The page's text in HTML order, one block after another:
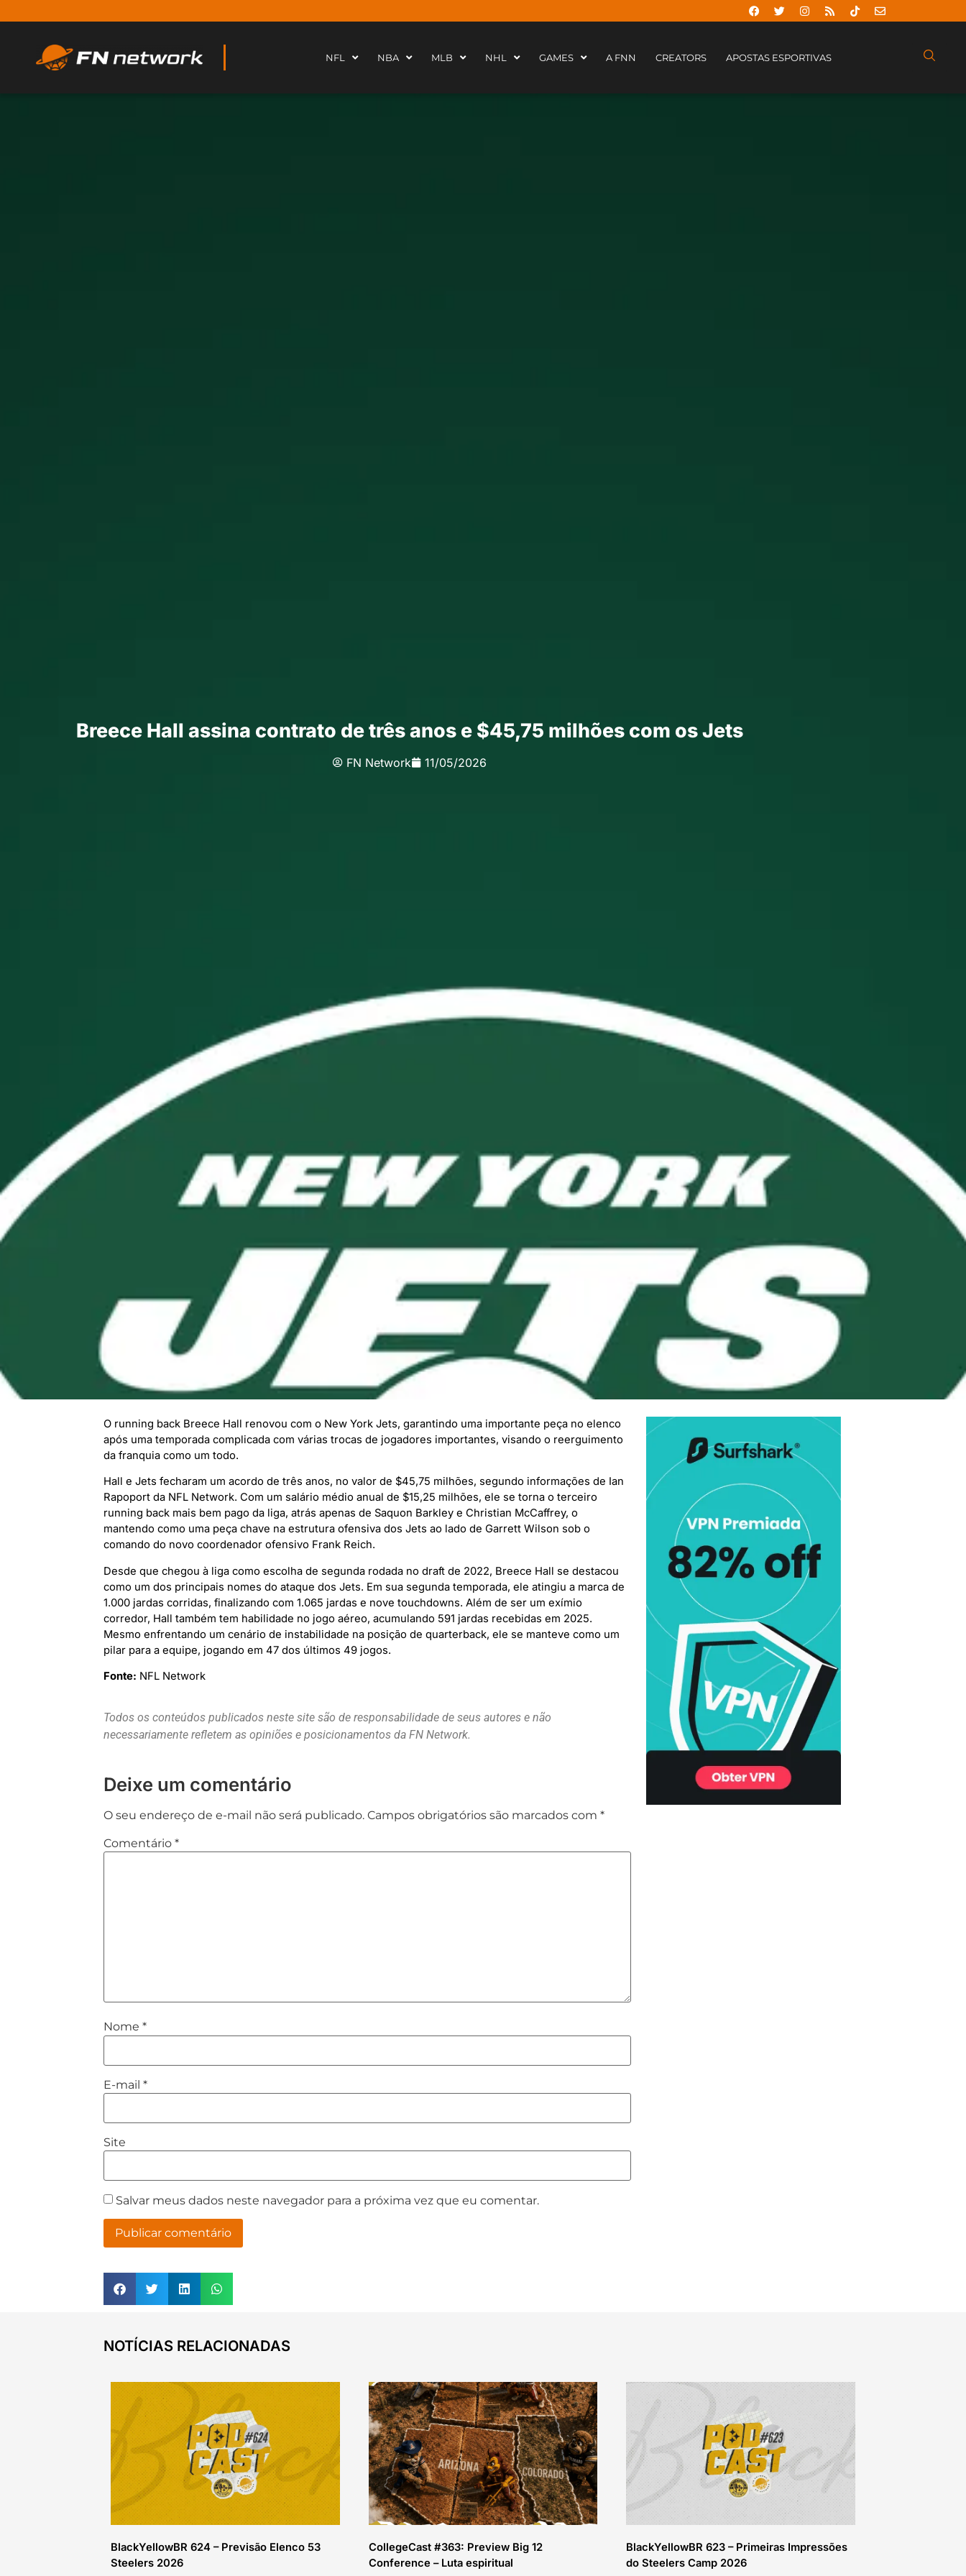
NFL NBA MLB NHL GAMES A FNN CREATORS APOSTAS ESPORTIVAS
Breece Hall assina contrato de três anos e $45,75 milhões com os Jets
FN Network 11/05/2026
O running back Breece Hall renovou com o New York Jets, garantindo uma importante peça no elenco
após uma temporada complicada com várias trocas de jogadores importantes, visando o reerguimento
da franquia como um todo.
Hall e Jets fecharam um acordo de três anos, no valor de $45,75 milhões, segundo informações de Ian
Rapoport da NFL Network. Com um salário médio anual de $15,25 milhões, ele se torna o terceiro
running back mais bem pago da liga, atrás apenas de Saquon Barkley e Christian McCaffrey, o
mantendo como uma peça chave na estrutura ofensiva dos Jets ao lado de Garrett Wilson sob o
comando do novo coordenador ofensivo Frank Reich.
Desde que chegou à liga como escolha de segunda rodada no draft de 2022, Breece Hall se destacou
como um dos principais nomes do ataque dos Jets. Em sua segunda temporada, ele atingiu a marca de
1.000 jardas corridas, finalizando com 1.065 jardas e nove touchdowns. Além de ser um exímio
corredor, Hall também tem habilidade no jogo aéreo, acumulando 591 jardas recebidas em 2025.
Mesmo enfrentando um cenário de instabilidade na posição de quarterback, ele se manteve como um
pilar para a equipe, jogando em 47 dos últimos 49 jogos.
Fonte: NFL Network
Todos os conteúdos publicados neste site são de responsabilidade de seus autores e não
necessariamente refletem as opiniões e posicionamentos da FN Network.
Deixe um comentário
O seu endereço de e-mail não será publicado. Campos obrigatórios são marcados com*
Comentário*
Nome*
E-mail*
Site
Salvar meus dados neste navegador para a próxima vez que eu comentar.
NOTÍCIAS RELACIONADAS
BlackYellowBR 624 – Previsão Elenco 53
Steelers 2026
CollegeCast #363: Preview Big 12
Conference – Luta espiritual
BlackYellowBR 623 – Primeiras Impressões
do Steelers Camp 2026